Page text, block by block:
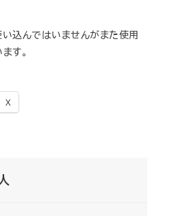
込んではいませんがまた使用
す。
X